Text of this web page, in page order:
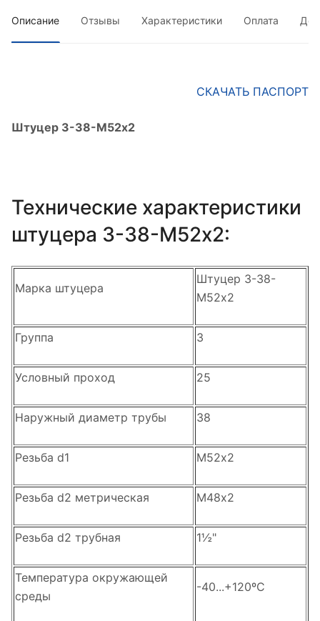
Описание Отзывы Характеристики Оплата
СКАЧАТЬ ПАСПОРТ
Штуцер 3-38-М52х2
Технические характеристики
штуцера 3-38-М52х2:
Марка штуцера
Штуцер 3-38-
М52х2
Группа 3
Условный проход 25
Наружный диаметр трубы 38
Резьба d1 М52х2
Резьба d2 метрическая М48х2
Резьба d2 трубная 1½"
Температура окружающей
среды
-40...+120ºС